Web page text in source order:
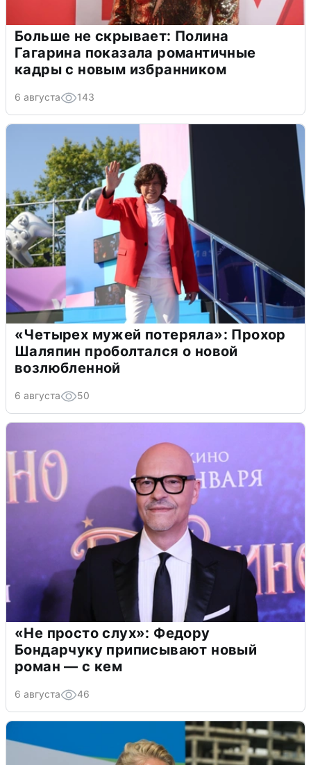
Больше не скрывает: Полина
Гагарина показала романтичные
кадры с новым избранником
6 августа 143
«Четырех мужей потеряла»: Прохор
Шаляпин проболтался о новой
возлюбленной
6 августа 50
«Не просто слух»: Федору
Бондарчуку приписывают новый
роман — с кем
6 августа 46